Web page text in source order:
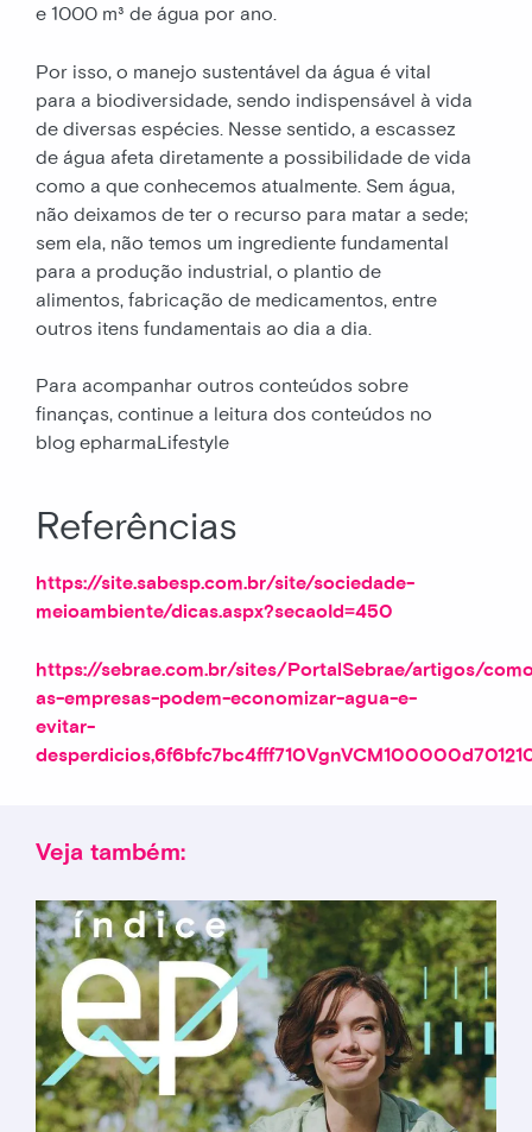
e 1000 m³ de água por ano.
Por isso, o manejo sustentável da água é vital
para a biodiversidade, sendo indispensável à vida
de diversas espécies. Nesse sentido, a escassez
de água afeta diretamente a possibilidade de vida
como a que conhecemos atualmente. Sem água,
não deixamos de ter o recurso para matar a sede;
sem ela, não temos um ingrediente fundamental
para a produção industrial, o plantio de
alimentos, fabricação de medicamentos, entre
outros itens fundamentais ao dia a dia.
Para acompanhar outros conteúdos sobre
finanças, continue a leitura dos conteúdos no
blog epharmaLifestyle
Referências
https://site.sabesp.com.br/site/sociedade-
meioambiente/dicas.aspx?secaoId=450
https://sebrae.com.br/sites/PortalSebrae/artigos/
as-empresas-podem-economizar-agua-e-
evitar-
Veja também: